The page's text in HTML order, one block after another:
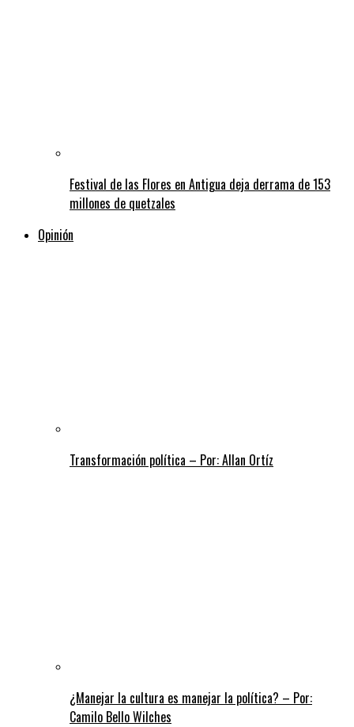
Festival de las Flores en Antigua deja derrama de 153
millones de quetzales
Opinión
Transformación política – Por: Allan Ortíz
¿Manejar la cultura es manejar la política? – Por:
Camilo Bello Wilches